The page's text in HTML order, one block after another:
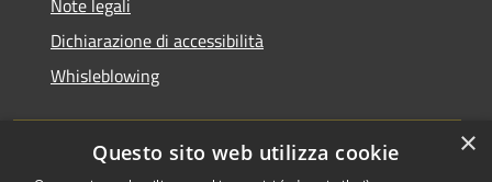
Note legali
Dichiarazione di accessibilità
Whisleblowing
×
Questo sito web utilizza cookie